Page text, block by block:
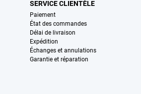
SERVICE CLIENTÈLE
Paiement
État des commandes
Délai de livraison
Expédition
Échanges et annulations
Garantie et réparation